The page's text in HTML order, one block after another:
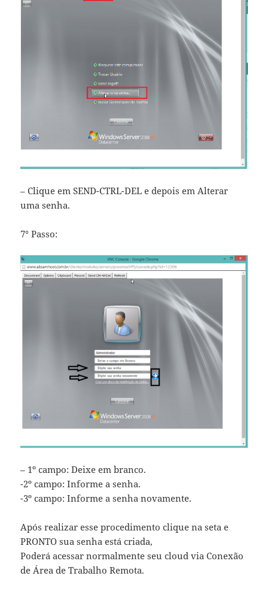
– Clique em SEND-CTRL-DEL e depois em Alterar
uma senha.
7° Passo:
– 1º campo: Deixe em branco.
-2º campo: Informe a senha.
-3º campo: Informe a senha novamente.
Após realizar esse procedimento clique na seta e
PRONTO sua senha está criada,
Poderá acessar normalmente seu cloud via Conexão
de Área de Trabalho Remota.